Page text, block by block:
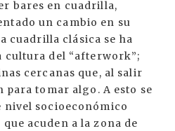
bares en cuadrilla,
un cambio en su
cuadrilla clásica se ha
cultura del “afterwork”;
cercanas que, al salir
para tomar algo. A esto se
nivel socioeconómico
acuden a la zona de